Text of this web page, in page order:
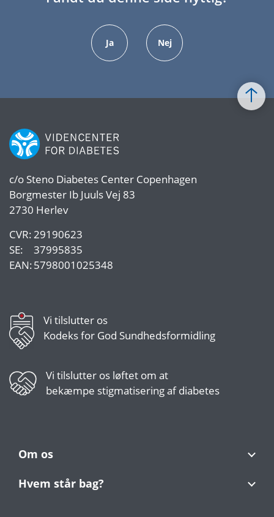
Ja Nej
c/o Steno Diabetes Center Copenhagen
Borgmester Ib Juuls Vej 83
2730 Herlev
CVR:29190623
SE:
37995835
EAN:5798001025348
Vi tilslutter os
Kodeks for God Sundhedsformidling
Vi tilslutter os løftet om at
bekæmpe stigmatisering af diabetes
Om os
Hvem står bag?